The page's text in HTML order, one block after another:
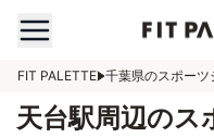
FIT PALETTE 千葉県のスポーツ
天台駅周辺のス